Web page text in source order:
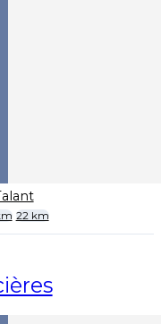
22 km